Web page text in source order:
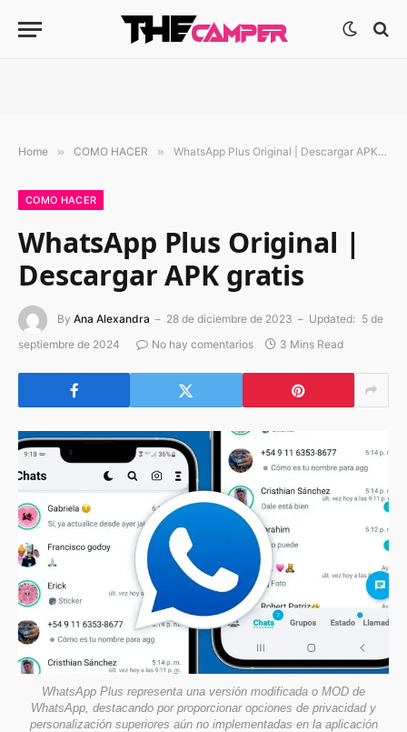
Home » COMO HACER » WhatsApp Plus Original | Descargar APK gratis
COMO HACER
WhatsApp Plus Original |
Descargar APK gratis
By Ana Alexandra 28 de diciembre de 2023 Updated: 5 de
septiembre de 2024
No hay comentarios 3 Mins Read
WhatsApp Plus representa una versión modificada o MOD de
WhatsApp, destacando por proporcionar opciones de privacidad y
personalización superiores aún no implementadas en la aplicación